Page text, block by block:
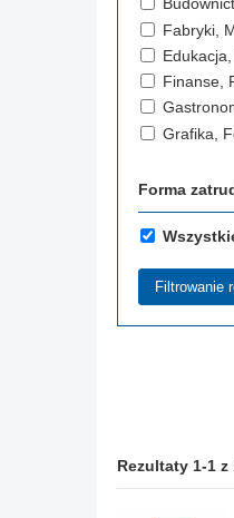
Fabryki,
Finanse,
Grafika,
Forma
Rezultaty 1-1 z